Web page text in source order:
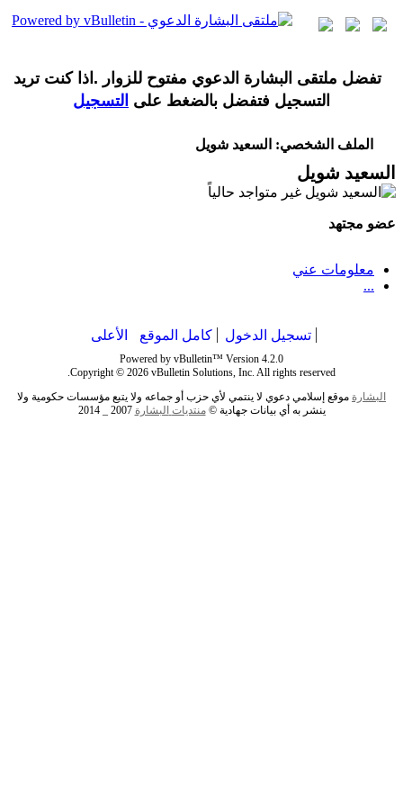
تفضل ملتقى البشارة الدعوي مفتوح للزوار .اذا كنت تريد
التسجيل فتفضل بالضغط على التسجيل
الملف الشخصي: السعيد شويل
السعيد شويل
عضو مجتهد
معلومات عني
...
تسجيل الدخول كامل الموقع الأعلى
Powered by vBulletin™ Version 4.2.0
Copyright © 2026 vBulletin Solutions, Inc. All rights reserved.
البشارة موقع إسلامي دعوي لا ينتمي لأي حزب أو جماعه ولا يتبع مؤسسات حكومية ولا
ينشر به أي بيانات جهادية © منتديات البشارة 2007 _ 2014